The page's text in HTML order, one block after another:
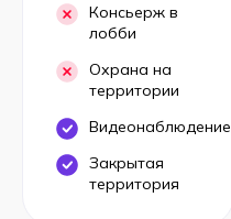
Консьерж в
лобби
Охрана на
территории
Видеонаблюдение
Закрытая
территория